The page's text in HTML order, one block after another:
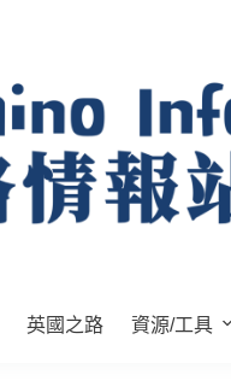
英國之路 資源/工具